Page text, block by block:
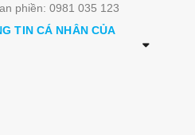
phiền: 0981 035 123
TIN CÁ NHÂN CỦA